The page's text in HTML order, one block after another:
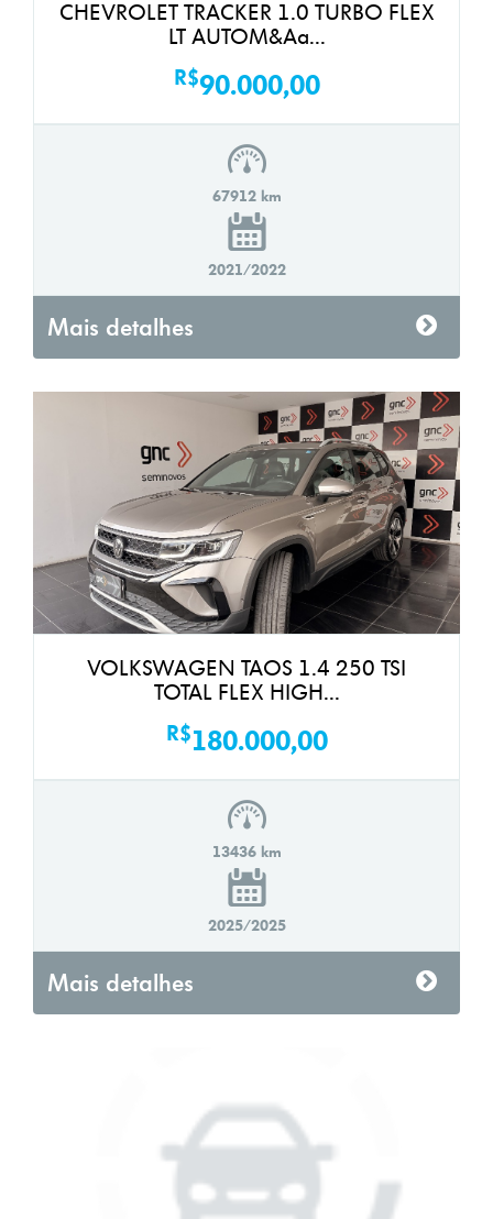
CHEVROLET TRACKER 1.0 TURBO FLEX
LT AUTOM&Aa...
R$90.000,00
67912 km
2021/2022
Mais detalhes
VOLKSWAGEN TAOS 1.4 250 TSI
TOTAL FLEX HIGH...
R$180.000,00
13436 km
2025/2025
Mais detalhes